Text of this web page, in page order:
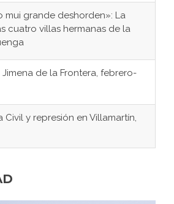
de la Frontera, febrero-
y represión en Villamartín,
a campos de
y sus fundaciones de